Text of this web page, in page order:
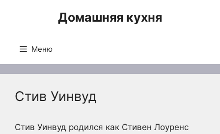
Домашняя кухня
Меню
Стив Уинвуд
Стив Уинвуд родился как Стивен Лоуренс